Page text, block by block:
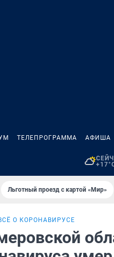
ТЕЛЕПРОГРАММА АФИША
Льготный проезд с картой «Мир»
О КОРОНАВИРУСЕ